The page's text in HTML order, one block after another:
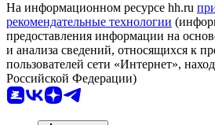
На информационном ресурсе hh.ru
рекомендательные технологии
предоставления информации на
и анализа сведений, относящихся к
пользователей сети «Интернет»,
Российской Федерации)